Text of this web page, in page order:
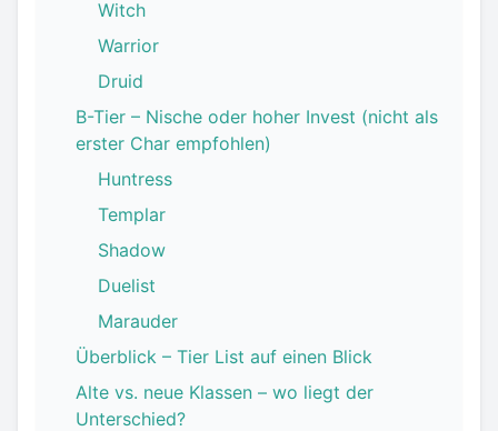
Witch
Warrior
Druid
B-Tier – Nische oder hoher Invest (nicht als
erster Char empfohlen)
Huntress
Templar
Shadow
Duelist
Marauder
Überblick – Tier List auf einen Blick
Alte vs. neue Klassen – wo liegt der
Unterschied?